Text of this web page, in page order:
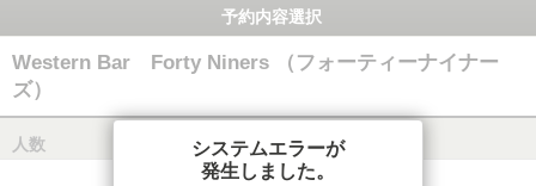
予約内容選択
Western Bar Forty Niners （フォーティーナイナー
ズ）
人数
システムエラーが
発生しました。